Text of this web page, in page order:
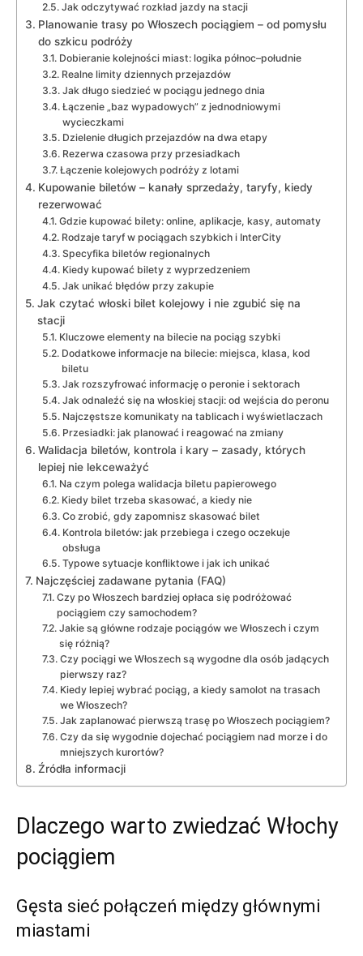
Jak odczytywać rozkład jazdy na stacji
Planowanie trasy po Włoszech pociągiem – od pomysłu
do szkicu podróży
Dobieranie kolejności miast: logika północ–południe
Realne limity dziennych przejazdów
Jak długo siedzieć w pociągu jednego dnia
Łączenie „baz wypadowych” z jednodniowymi
wycieczkami
Dzielenie długich przejazdów na dwa etapy
Rezerwa czasowa przy przesiadkach
Łączenie kolejowych podróży z lotami
Kupowanie biletów – kanały sprzedaży, taryfy, kiedy
rezerwować
Gdzie kupować bilety: online, aplikacje, kasy, automaty
Rodzaje taryf w pociągach szybkich i InterCity
Specyfika biletów regionalnych
Kiedy kupować bilety z wyprzedzeniem
Jak unikać błędów przy zakupie
Jak czytać włoski bilet kolejowy i nie zgubić się na
stacji
Kluczowe elementy na bilecie na pociąg szybki
Dodatkowe informacje na bilecie: miejsca, klasa, kod
biletu
Jak rozszyfrować informację o peronie i sektorach
Jak odnaleźć się na włoskiej stacji: od wejścia do peronu
Najczęstsze komunikaty na tablicach i wyświetlaczach
Przesiadki: jak planować i reagować na zmiany
Walidacja biletów, kontrola i kary – zasady, których
lepiej nie lekceważyć
Na czym polega walidacja biletu papierowego
Kiedy bilet trzeba skasować, a kiedy nie
Co zrobić, gdy zapomnisz skasować bilet
Kontrola biletów: jak przebiega i czego oczekuje
obsługa
Typowe sytuacje konfliktowe i jak ich unikać
Najczęściej zadawane pytania (FAQ)
Czy po Włoszech bardziej opłaca się podróżować
pociągiem czy samochodem?
Jakie są główne rodzaje pociągów we Włoszech i czym
się różnią?
Czy pociągi we Włoszech są wygodne dla osób jadących
pierwszy raz?
Kiedy lepiej wybrać pociąg, a kiedy samolot na trasach
we Włoszech?
Jak zaplanować pierwszą trasę po Włoszech pociągiem?
Czy da się wygodnie dojechać pociągiem nad morze i do
mniejszych kurortów?
Źródła informacji
Dlaczego warto zwiedzać Włochy
pociągiem
Gęsta sieć połączeń między głównymi
miastami